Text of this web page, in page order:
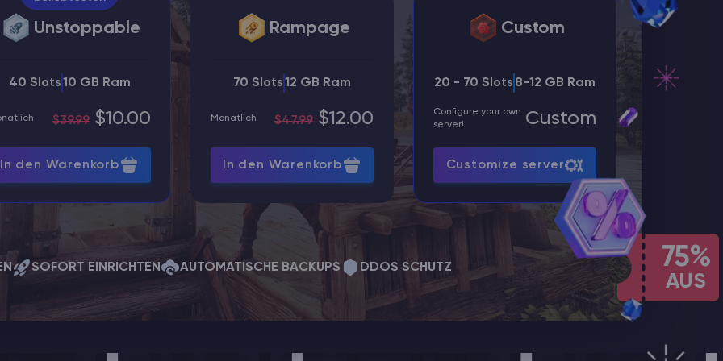
75%
AUS
Unstoppable
40 Slots10 GB Ram
$39.99 $10.00
In den Warenkorb
Rampage
70 Slots12 GB Ram
Monatlich $47.99 $12.00
In den Warenkorb
Custom
20 - 70 Slots 8-12 GB Ram
Configure your own
server!
Custom
Customize server
SOFORT EINRICHTEN AUTOMATISCHE BACKUPS DDOS SCHUTZ